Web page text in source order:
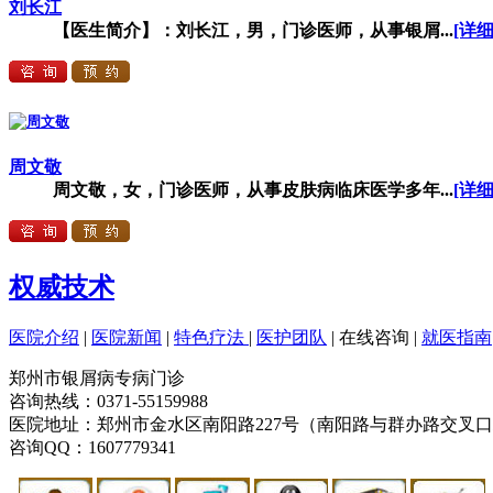
刘长江
【医生简介】：刘长江，男，门诊医师，从事银屑...[详
周文敬
周文敬，女，门诊医师，从事皮肤病临床医学多年...[详
权威技术
医院介绍 | 医院新闻 | 特色疗法 | 医护团队 | 在线咨询 | 就医指南
郑州市银屑病专病门诊
咨询热线：0371-55159988
医院地址：郑州市金水区南阳路227号（南阳路与群办路交叉口
咨询QQ：1607779341